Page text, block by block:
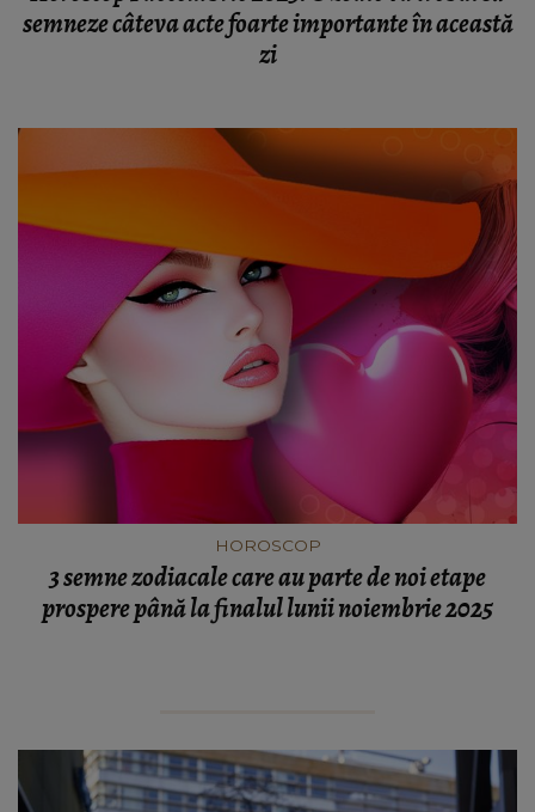
semneze câteva acte foarte importante în această
zi
HOROSCOP
3 semne zodiacale care au parte de noi etape
prospere până la finalul lunii noiembrie 2025